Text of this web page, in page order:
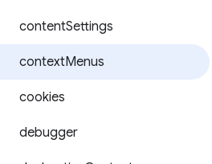
contentSettings
contextMenus
cookies
debugger